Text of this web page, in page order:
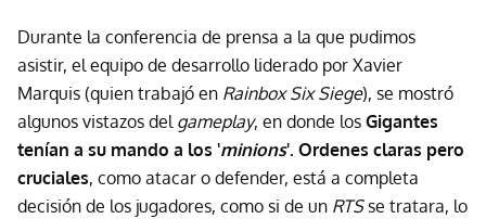
Durante la conferencia de prensa a la que pudimos
asistir, el equipo de desarrollo liderado por Xavier
Marquis (quien trabajó en Rainbox Six Siege), se mostró
algunos vistazos del gameplay, en donde los Gigantes
tenían a su mando a los 'minions'. Ordenes claras pero
cruciales, como atacar o defender, está a completa
decisión de los jugadores, como si de un RTSse tratara, lo